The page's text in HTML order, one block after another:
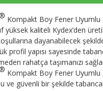
Kompakt Boy Fener Uyumlu
yüksek kaliteli Kydex’den
dayanabilecek
profil yapısı sayesinde
rahatça taşımanızı
Kompakt Boy Fener Uyumlu
ve güvenli bir şekilde